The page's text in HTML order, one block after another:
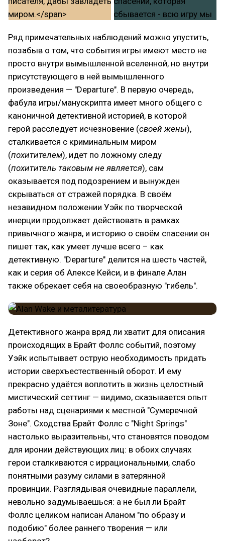
Ряд примечательных наблюдений можно упустить,
позабыв о том, что события игры имеют место не
просто внутри вымышленной вселенной, но внутри
присутствующего в ней вымышленного
произведения — "Departure". В первую очередь,
фабула игры/манускрипта имеет много общего с
каноничной детективной историей, в которой
герой расследует исчезновение (своей жены),
сталкивается с криминальным миром
(похитителем), идет по ложному следу
(похититель таковым не является), сам
оказывается под подозрением и вынужден
скрываться от стражей порядка. В своём
незавидном положении Уэйк по творческой
инерции продолжает действовать в рамках
привычного жанра, и историю о своём спасении он
пишет так, как умеет лучше всего – как
детективную. "Departure" делится на шесть частей,
как и серия об Алексе Кейси, и в финале Алан
также обрекает себя на своеобразную "гибель".
Детективного жанра вряд ли хватит для описания
происходящих в Брайт Фоллс событий, поэтому
Уэйк испытывает острую необходимость придать
истории сверхъестественный оборот. И ему
прекрасно удаётся воплотить в жизнь целостный
мистический сеттинг — видимо, сказывается опыт
работы над сценариями к местной "Сумеречной
Зоне". Сходства Брайт Фоллс с "Night Springs"
настолько выразительны, что становятся поводом
для иронии действующих лиц: в обоих случаях
герои сталкиваются с иррациональными, слабо
понятными разуму силами в затерянной
провинции. Разглядывая очевидные параллели,
невольно задумываешься: а не был ли Брайт
Фоллс целиком написан Аланом "по образу и
подобию" более раннего творения — или